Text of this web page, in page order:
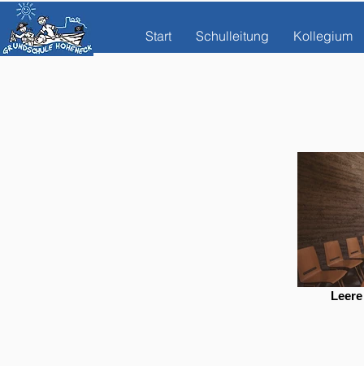
Start Schulleitung Kollegium